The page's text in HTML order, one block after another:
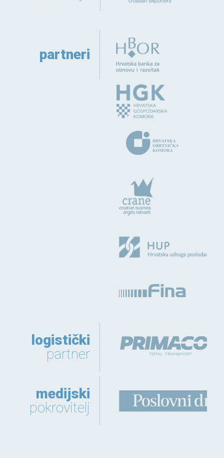
partneri
logistički
partner
medijski
pokrovitelj